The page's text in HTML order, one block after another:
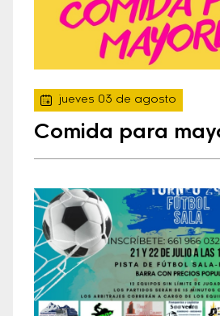
jueves 03 de agosto
Comida para